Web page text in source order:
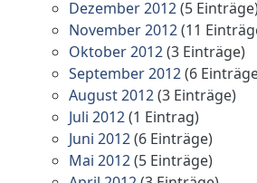
Dezember 2012(5
November 2012(11
Oktober 2012(3 Einträge)
September 2012(6
August 2012(3 Einträge)
Juli 2012(1 Eintrag)
Juni 2012(6 Einträge)
Mai 2012(5 Einträge)